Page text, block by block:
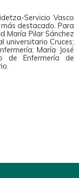
Servicio Vasco
destacado. Para
María Pilar Sánchez
universitario Cruces;
María José
de Enfermería de